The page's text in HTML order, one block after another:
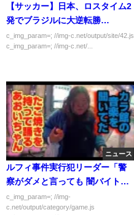
【サッカー】日本、ロスタイム2
発でブラジルに大逆転勝
利！！！！！
c_img_param=; //img-c.net/output/site/42.js
c_img_param=; //img-c.net/...
ニュース
ルフィ事件実行犯リーダー「警
察がダメと言っても 闇バイトは
なくならねぇ！ﾆｶｯ」
c_img_param=; //img-
c.net/output/category/game.js